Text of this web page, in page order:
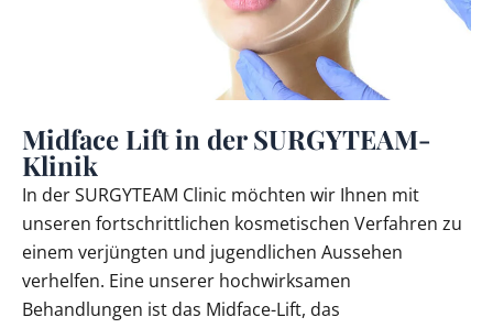
Midface Lift in der SURGYTEAM-
Klinik
In der SURGYTEAM Clinic möchten wir Ihnen mit
unseren fortschrittlichen kosmetischen Verfahren zu
einem verjüngten und jugendlichen Aussehen
verhelfen. Eine unserer hochwirksamen
Behandlungen ist das Midface-Lift, das